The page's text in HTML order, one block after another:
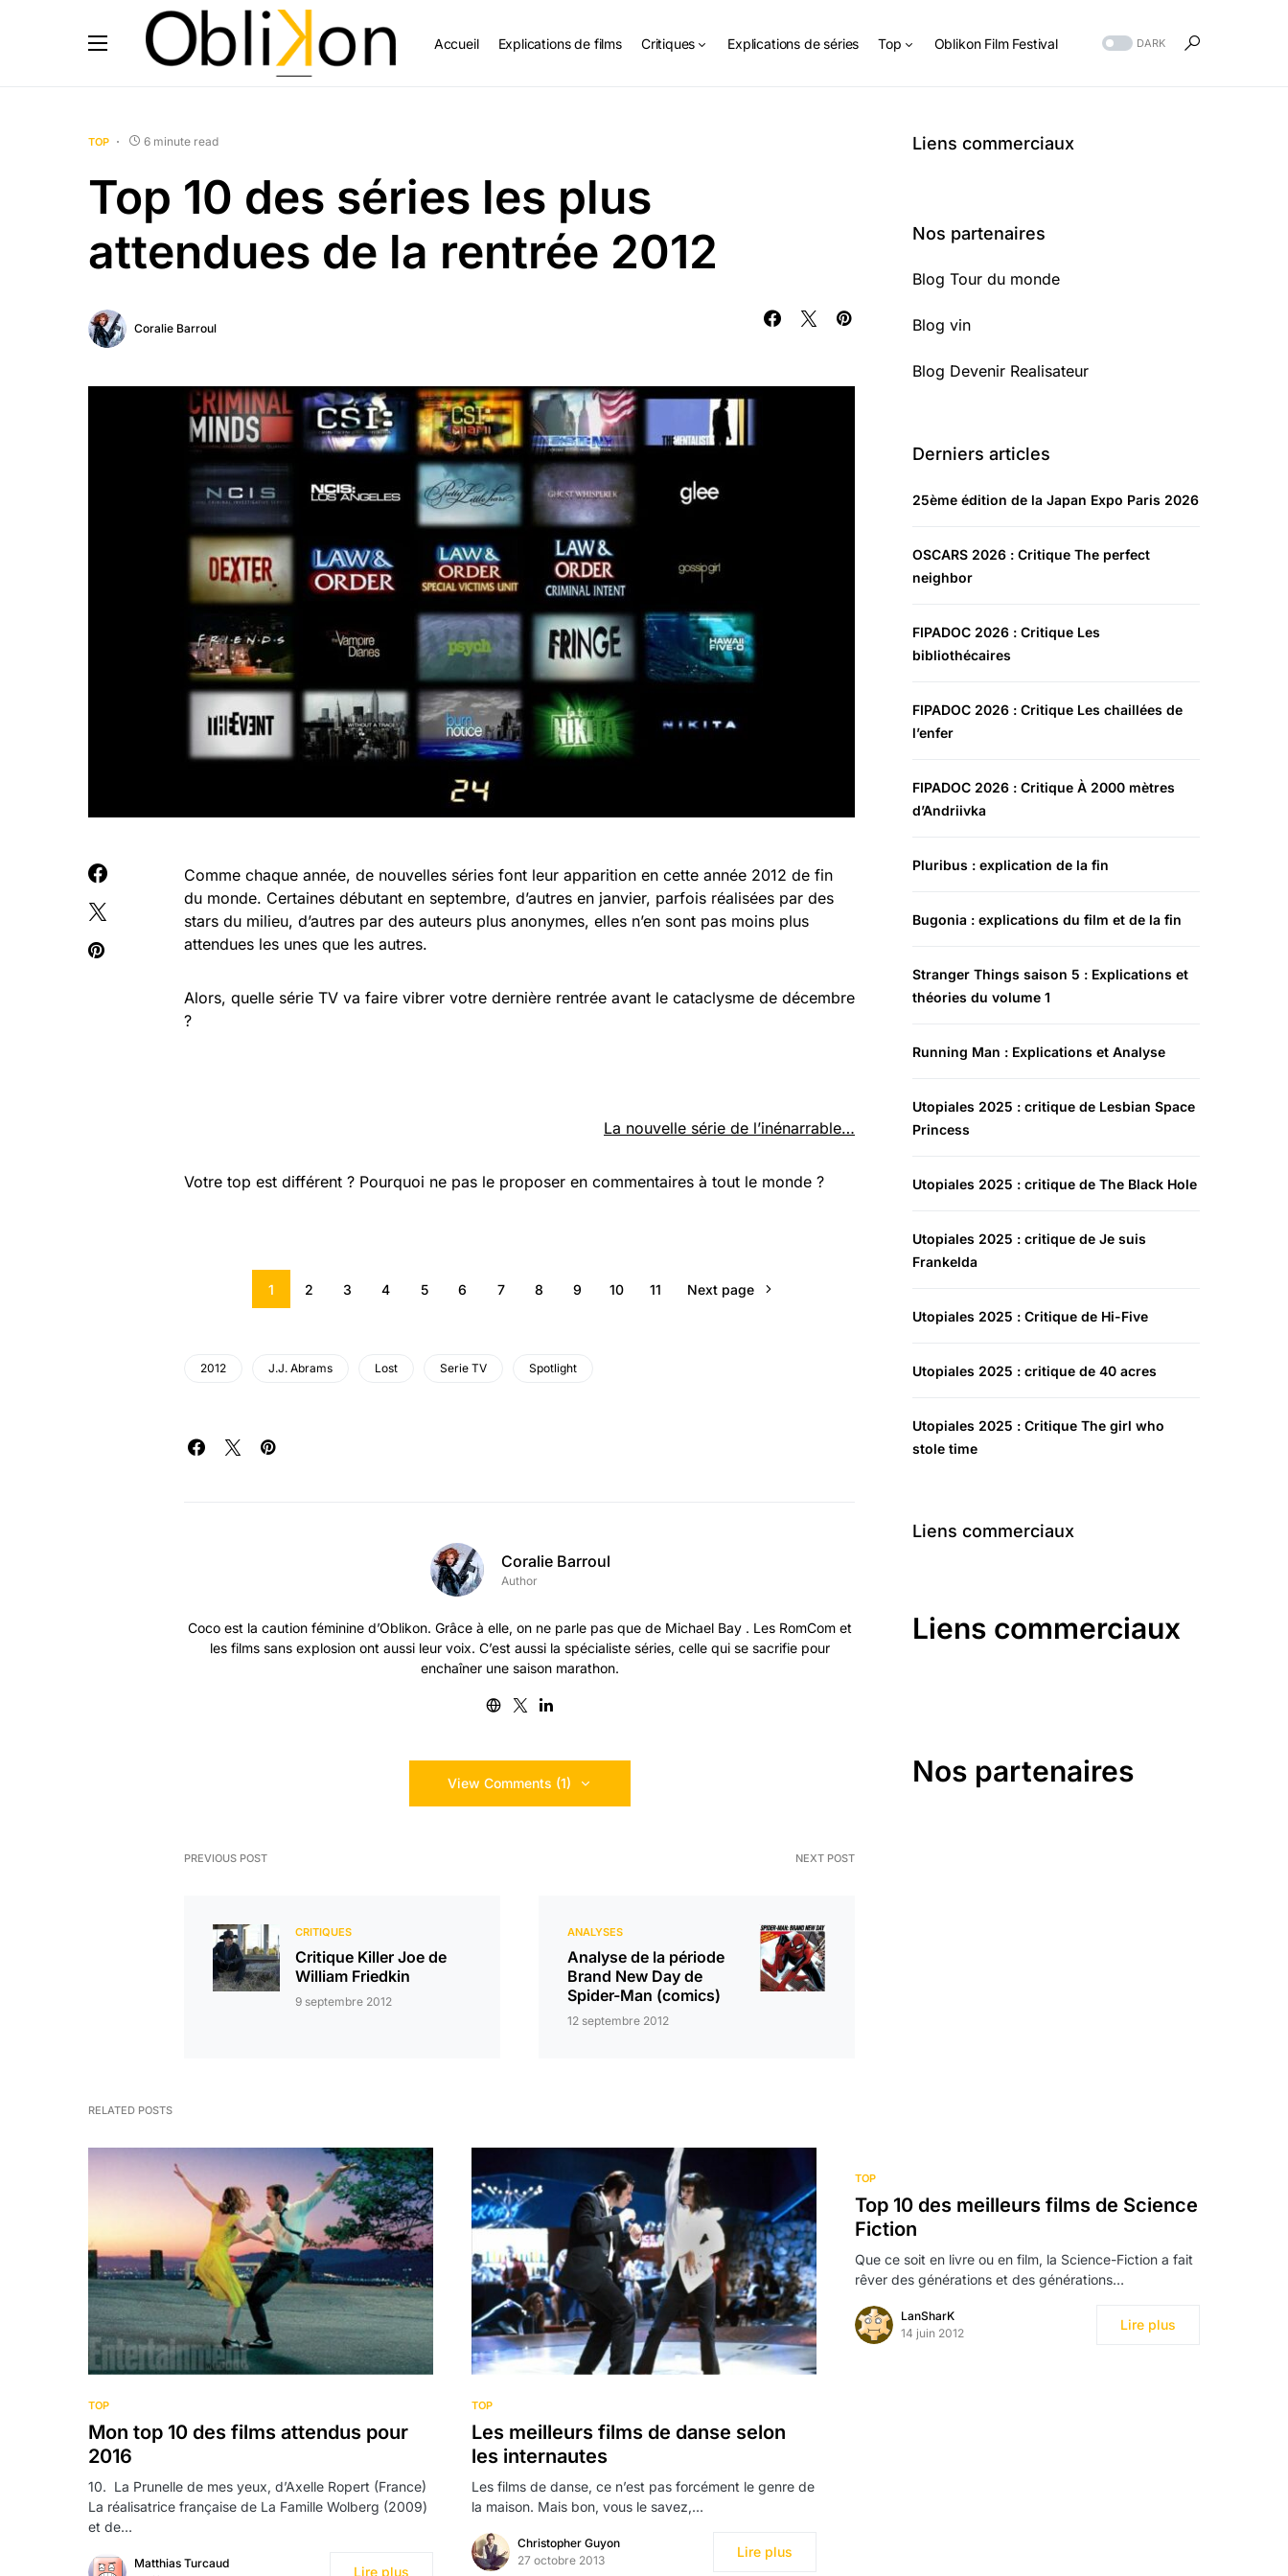
Accueil Explications de films Critiques Explications de séries Top Oblikon Film Festival DARK
TOP 6 minute read
Top 10 des séries les plus
attendues de la rentrée 2012
Coralie Barroul
Comme chaque année, de nouvelles séries font leur apparition en cette année 2012 de fin
du monde. Certaines débutant en septembre, d’autres en janvier, parfois réalisées par des
stars du milieu, d’autres par des auteurs plus anonymes, elles n’en sont pas moins plus
attendues les unes que les autres.
Alors, quelle série TV va faire vibrer votre dernière rentrée avant le cataclysme de décembre
?
La nouvelle série de l’inénarrable…
Votre top est différent ? Pourquoi ne pas le proposer en commentaires à tout le monde ?
1 2 3 4 5 6 7 8 9 10 11 Next page
2012 J.J. Abrams Lost Serie TV Spotlight
Coralie Barroul
Author
Coco est la caution féminine d’Oblikon. Grâce à elle, on ne parle pas que de Michael Bay . Les RomCom et
les films sans explosion ont aussi leur voix. C’est aussi la spécialiste séries, celle qui se sacrifie pour
enchaîner une saison marathon.
View Comments (1)
PREVIOUS POST
CRITIQUES
Critique Killer Joe de
William Friedkin
9 septembre 2012
NEXT POST
ANALYSES
Analyse de la période
Brand New Day de
Spider-Man (comics)
12 septembre 2012
Liens commerciaux
Nos partenaires
Blog Tour du monde
Blog vin
Blog Devenir Realisateur
Derniers articles
25ème édition de la Japan Expo Paris 2026
OSCARS 2026 : Critique The perfect
neighbor
FIPADOC 2026 : Critique Les
bibliothécaires
FIPADOC 2026 : Critique Les chaillées de
l’enfer
FIPADOC 2026 : Critique À 2000 mètres
d’Andriivka
Pluribus : explication de la fin
Bugonia : explications du film et de la fin
Stranger Things saison 5 : Explications et
théories du volume 1
Running Man : Explications et Analyse
Utopiales 2025 : critique de Lesbian Space
Princess
Utopiales 2025 : critique de The Black Hole
Utopiales 2025 : critique de Je suis
Frankelda
Utopiales 2025 : Critique de Hi-Five
Utopiales 2025 : critique de 40 acres
Utopiales 2025 : Critique The girl who
stole time
Liens commerciaux
Liens commerciaux
Nos partenaires
RELATED POSTS
TOP
Mon top 10 des films attendus pour
2016
10. La Prunelle de mes yeux, d’Axelle Ropert (France)
La réalisatrice française de La Famille Wolberg (2009)
et de…
Matthias Turcaud
Lire plus
TOP
Les meilleurs films de danse selon
les internautes
Les films de danse, ce n’est pas forcément le genre de
la maison. Mais bon, vous le savez,…
Christopher Guyon
27 octobre 2013
Lire plus
TOP
Top 10 des meilleurs films de Science
Fiction
Que ce soit en livre ou en film, la Science-Fiction a fait
rêver des générations et des générations…
LanSharK
14 juin 2012
Lire plus